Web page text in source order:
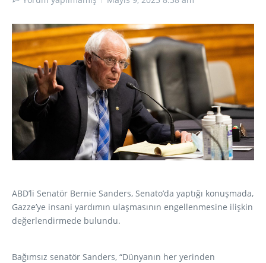
ABD’li Senatör Bernie Sanders, Senato’da yaptığı konuşmada,
Gazze’ye insani yardımın ulaşmasının engellenmesine ilişkin
değerlendirmede bulundu.
Bağımsız senatör Sanders, “Dünyanın her yerinden